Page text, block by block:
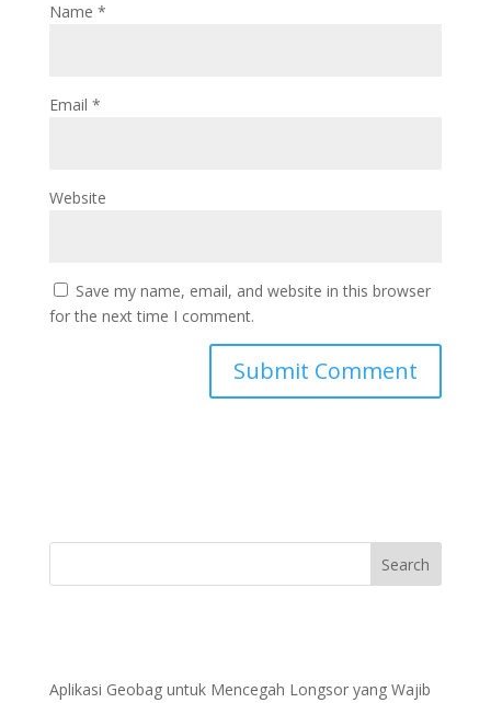
Name *
Email *
Website
Save my name, email, and website in this browser
for the next time I comment.
Aplikasi Geobag untuk Mencegah Longsor yang Wajib